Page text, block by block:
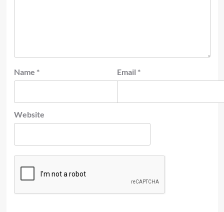
Name * Email *
Website